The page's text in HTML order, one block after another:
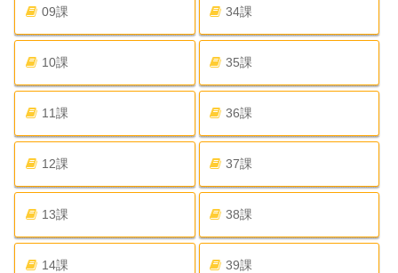
09課 34課
10課 35課
11課 36課
12課 37課
13課 38課
14課 39課